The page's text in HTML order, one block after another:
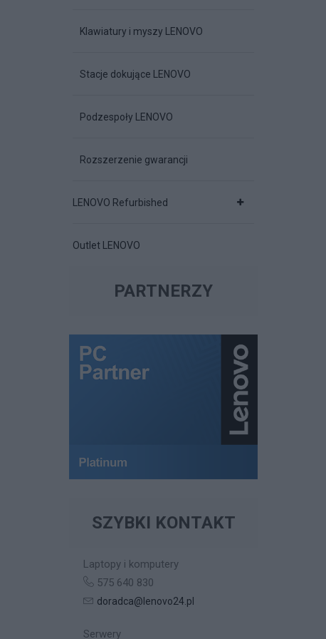
Klawiatury i myszy LENOVO
Stacje dokujące LENOVO
Podzespoły LENOVO
Rozszerzenie gwarancji
LENOVO Refurbished
Outlet LENOVO
PARTNERZY
SZYBKI KONTAKT
Laptopy i komputery
575 640 830
doradca@lenovo24.pl
Serwery